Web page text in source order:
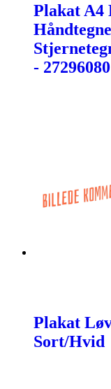
Plakat A4
- 27296080
Plakat
Sort/Hvid